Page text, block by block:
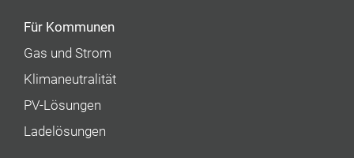
Für Kommunen
Gas und Strom
Klimaneutralität
PV-Lösungen
Ladelösungen